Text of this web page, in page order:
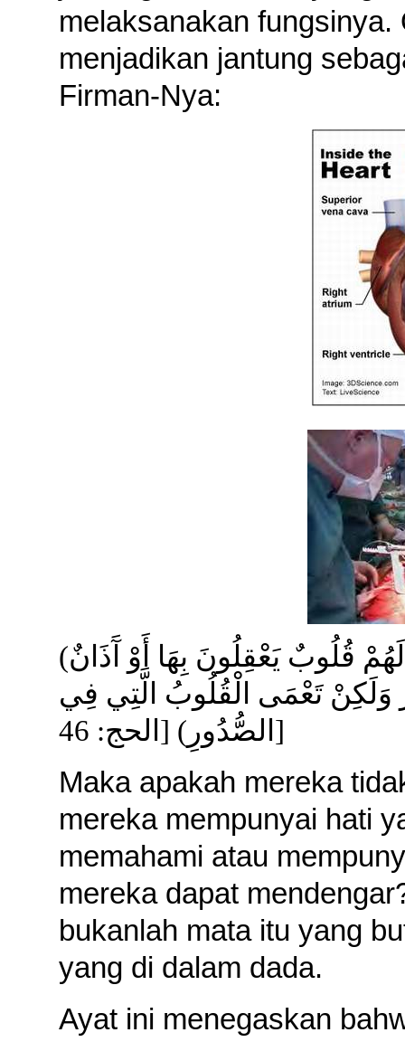
melaksanakan fungsinya.
menjadikan jantung
Firman-Nya:
(قُلُوبٌ يَعْقِلُونَ بِهَا أَوْ آَذَانٌ
وَلَكِنْ تَعْمَى الْقُلُوبُ الَّتِي فِي
الصُّدُورِ) [الحج: 46 ]
Maka apakah mereka
mereka mempunyai hati
memahami atau
mereka dapat
bukanlah mata itu yang
yang di dalam dada.
Ayat ini menegaskan